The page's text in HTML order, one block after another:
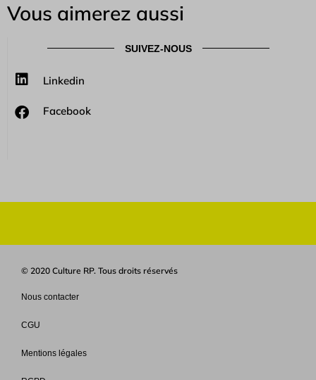
Vous aimerez aussi
SUIVEZ-NOUS
Linkedin
Facebook
© 2020 Culture RP. Tous droits réservés
Nous contacter
CGU
Mentions légales